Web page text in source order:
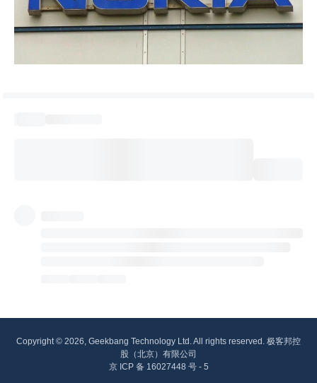
Copyright © 2026, Geekbang Technology Ltd. All rights reserved. 极客邦控
股（北京）有限公司
京 ICP 备 16027448 号 - 5